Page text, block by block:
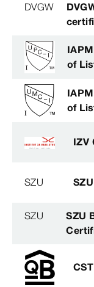
DVGW
of
of
IZV
SZU
SZU
SZU